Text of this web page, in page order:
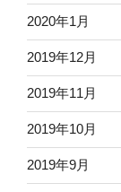
2020年1月
2019年12月
2019年11月
2019年10月
2019年9月